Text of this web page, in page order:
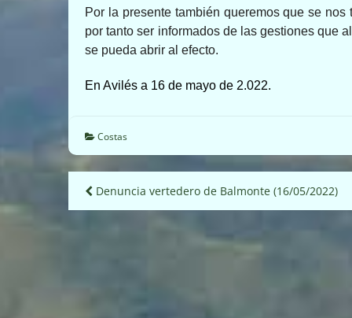
Por la presente también queremos que se
por tanto ser informados de las gestiones que
se pueda abrir al efecto.
En Avilés a 16 de mayo de 2.022.
Costas
Navegación
de
Denuncia vertedero de Balmonte (16/05/2022)